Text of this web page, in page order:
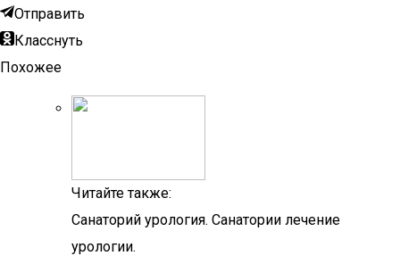
Отправить
Класснуть
Похожее
Читайте также:
Санаторий урология. Санатории лечение
урологии.